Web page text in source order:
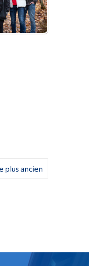
plus ancien